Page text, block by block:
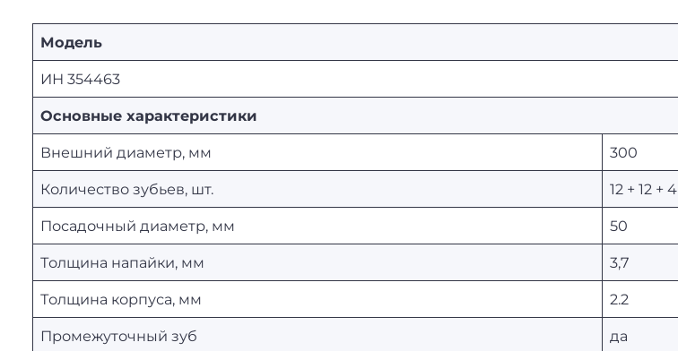
Модель
ИН 354463
Основные характеристики
Внешний диаметр, мм 300
Количество зубьев, шт. 12 + 12 + 4
Посадочный диаметр, мм 50
Толщина напайки, мм 3,7
Толщина корпуса, мм 2.2
Промежуточный зуб да